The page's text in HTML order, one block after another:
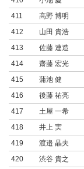
411
高野 博明
412
山田 貴浩
413
佐藤 連造
414
齋藤 宏光
415
蒲池 健
416
後藤 祐亮
417
土屋 一希
418
井上 実
419
渡邉 晶夫
420
渋谷 貴之